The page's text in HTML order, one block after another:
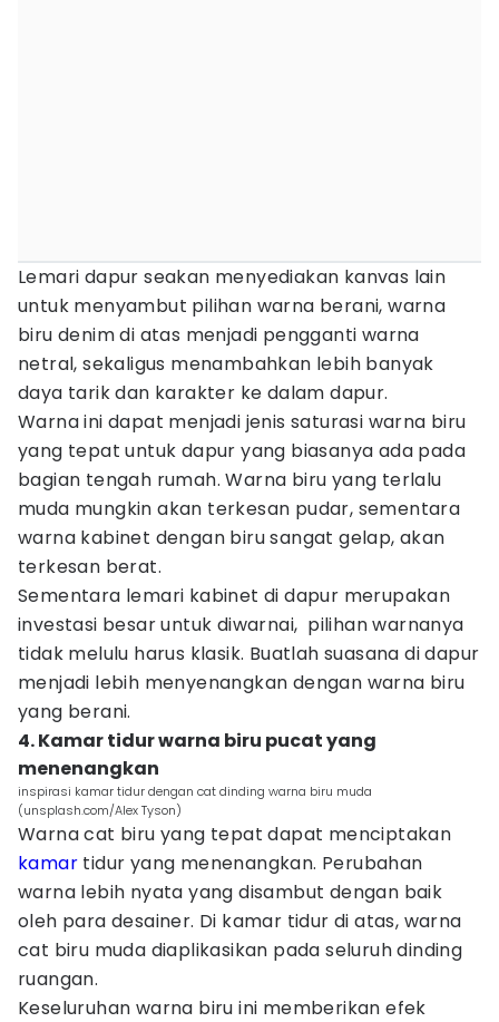
Lemari dapur seakan menyediakan kanvas lain
untuk menyambut pilihan warna berani, warna
biru denim di atas menjadi pengganti warna
netral, sekaligus menambahkan lebih banyak
daya tarik dan karakter ke dalam dapur.
Warna ini dapat menjadi jenis saturasi warna biru
yang tepat untuk dapur yang biasanya ada pada
bagian tengah rumah. Warna biru yang terlalu
muda mungkin akan terkesan pudar, sementara
warna kabinet dengan biru sangat gelap, akan
terkesan berat.
Sementara lemari kabinet di dapur merupakan
investasi besar untuk diwarnai, pilihan warnanya
tidak melulu harus klasik. Buatlah suasana di dapur
menjadi lebih menyenangkan dengan warna biru
yang berani.
4. Kamar tidur warna biru pucat yang
menenangkan
inspirasi kamar tidur dengan cat dinding warna biru muda
(unsplash.com/Alex Tyson)
Warna cat biru yang tepat dapat menciptakan
kamar tidur yang menenangkan. Perubahan
warna lebih nyata yang disambut dengan baik
oleh para desainer. Di kamar tidur di atas, warna
cat biru muda diaplikasikan pada seluruh dinding
ruangan.
Keseluruhan warna biru ini memberikan efek